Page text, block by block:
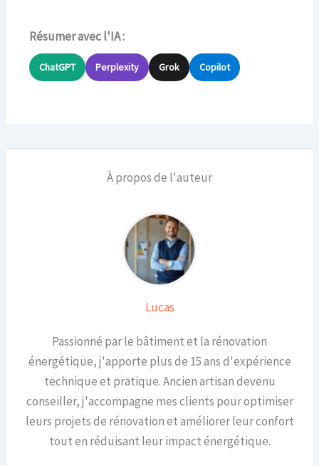
Résumer avec l'IA :
ChatGPT Perplexity Grok Copilot
À propos de l'auteur
Lucas
Passionné par le bâtiment et la rénovation
énergétique, j'apporte plus de 15 ans d'expérience
technique et pratique. Ancien artisan devenu
conseiller, j'accompagne mes clients pour optimiser
leurs projets de rénovation et améliorer leur confort
tout en réduisant leur impact énergétique.